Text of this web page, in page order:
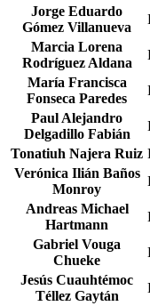
Jorge Eduardo
Gómez Villanueva
Marcia Lorena
Rodríguez Aldana
María Francisca
Fonseca Paredes
Paul Alejandro
Delgadillo Fabián
Tonatiuh Najera Ruiz
Verónica Ilián Baños
Monroy
Andreas Michael
Hartmann
Gabriel Vouga
Chueke
Jesús Cuauhtémoc
Téllez Gaytán